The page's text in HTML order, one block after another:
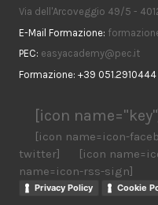
Via dell'Arcoveggio 49/5 -
E-Mail Formazione:
PEC: easyacademy@pec.it
Formazione: +39 051.2910444
[icon
[icon name=icon-
twitter]
[icon
name=icon-rss-sign]
Privacy Policy Cookie